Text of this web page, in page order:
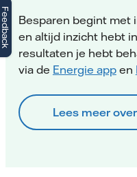
Besparen begint met
en altijd inzicht hebt
resultaten je hebt
via de Energie appen
Lees meer
Feedback